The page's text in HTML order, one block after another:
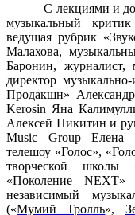
С лекциями и
музыкальный
ведущая рубрик
Малахова,
Баронин, журналист,
директор
Продакшн»
Kerosin Яна
Алексей Никитин и
Music
GroupЕлена
телешоу «Голос»,
творческой школы
«Поколение
независимый
(«Мумий Тролль»,